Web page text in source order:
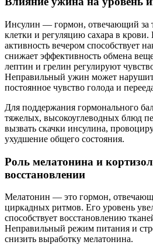
Инсулин — гормон, отвечающий за
клетки и регуляцию сахара в крови.
активность вечером способствует
снижает эффективность обмена
лептин и грелин регулируют
Неправильный ужин может
постоянное чувство голода и
Для поддержания гормонального
тяжелых, высокоуглеводных блюд
вызвать скачки инсулина,
ухудшение общего состояния.
Роль мелатонина и
восстановлении
Мелатонин — это гормон,
циркадных ритмов. Его уровень
способствует восстановлению
Неправильный режим питания и
снизить выработку мелатонина.